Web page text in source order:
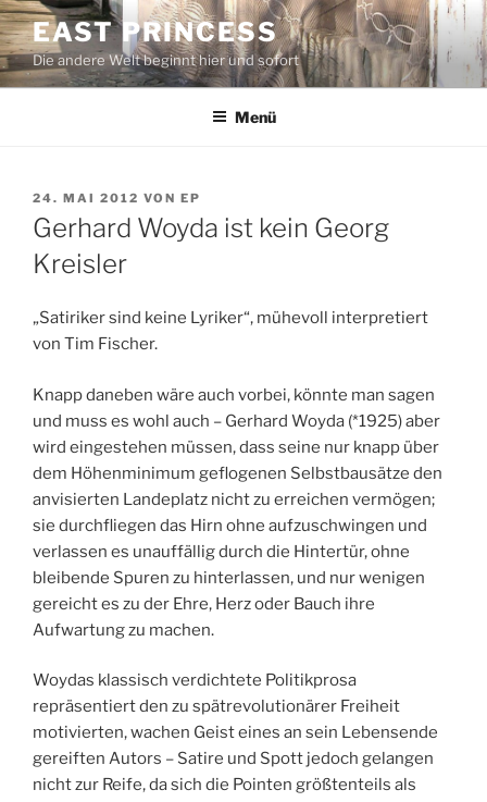
Zum
Inhalt
springen
EAST PRINCESS
Die andere Welt beginnt hier und sofort
Menü
VERÖFFENTLICHT
AM
24. MAI 2012 VON EP
Gerhard Woyda ist kein Georg
Kreisler
„Satiriker sind keine Lyriker“, mühevoll interpretiert
von Tim Fischer.
Knapp daneben wäre auch vorbei, könnte man sagen
und muss es wohl auch – Gerhard Woyda (*1925) aber
wird eingestehen müssen, dass seine nur knapp über
dem Höhenminimum geflogenen Selbstbausätze den
anvisierten Landeplatz nicht zu erreichen vermögen;
sie durchfliegen das Hirn ohne aufzuschwingen und
verlassen es unauffällig durch die Hintertür, ohne
bleibende Spuren zu hinterlassen, und nur wenigen
gereicht es zu der Ehre, Herz oder Bauch ihre
Aufwartung zu machen.
Woydas klassisch verdichtete Politikprosa
repräsentiert den zu spätrevolutionärer Freiheit
motivierten, wachen Geist eines an sein Lebensende
gereiften Autors – Satire und Spott jedoch gelangen
nicht zur Reife, da sich die Pointen größtenteils als